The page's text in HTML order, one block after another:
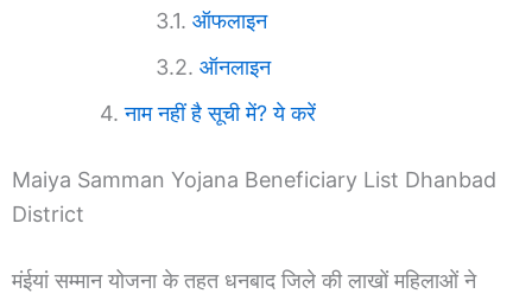
ऑफलाइन
ऑनलाइन
नाम नहीं है सूची में? ये करें
Maiya Samman Yojana Beneficiary List Dhanbad
District
मंईयां सम्मान योजना के तहत धनबाद जिले की लाखों महिलाओं ने